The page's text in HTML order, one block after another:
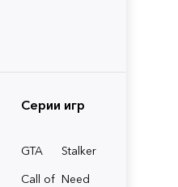
Серии игр
GTA
Stalker
Call of Need